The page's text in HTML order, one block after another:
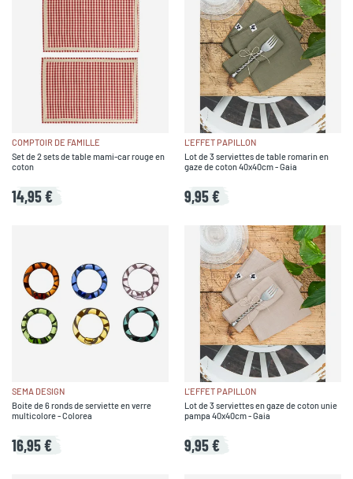
COMPTOIR DE FAMILLE
Set de 2 sets de table mami-car rouge en
coton
14,95 €
L'EFFET PAPILLON
Lot de 3 serviettes de table romarin en
gaze de coton 40x40cm - Gaia
9,95 €
SEMA DESIGN
Boite de 6 ronds de serviette en verre
multicolore - Colorea
16,95 €
L'EFFET PAPILLON
Lot de 3 serviettes en gaze de coton unie
pampa 40x40cm - Gaia
9,95 €